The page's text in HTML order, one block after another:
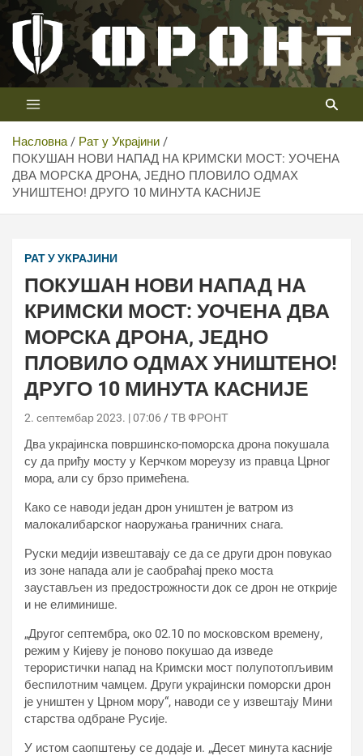
Скип
цонтент
Телевизија ФРОНТ
Први војни канал у Србији
Насловна
Рат у Украјини
ПОКУШАН НОВИ НАПАД НА КРИМСКИ МОСТ: УОЧЕНА
ДВА МОРСКА ДРОНА, ЈЕДНО ПЛОВИЛО ОДМАХ
УНИШТЕНО! ДРУГО 10 МИНУТА КАСНИЈЕ
РАТ У УКРАЈИНИ
ПОКУШАН НОВИ НАПАД НА
КРИМСКИ МОСТ: УОЧЕНА ДВА
МОРСКА ДРОНА, ЈЕДНО
ПЛОВИЛО ОДМАХ УНИШТЕНО!
ДРУГО 10 МИНУТА КАСНИЈЕ
2. септембар 2023. | 07:06 ТВ ФРОНТ
Два украјинска површинско-поморска дрона покушала
су да приђу мосту у Керчком мореузу из правца Црног
мора, али су брзо примећена.
Како се наводи један дрон уништен је ватром из
малокалибарског наоружања граничних снага.
Руски медији извештавају се да се други дрон повукао
из зоне напада али је саобраћај преко моста
заустављен из предострожности док се дрон не открије
и не елиминише.
„Другог септембра, око 02.10 по московском времену,
режим у Кијеву је поново покушао да изведе
терористички напад на Кримски мост полупотопљивим
беспилотним чамцем. Други украјински поморски дрон
је уништен у Црном мору“, наводи се у извештају Мини
старства одбране Русије.
У истом саопштењу се додаје и. „Десет минута касније